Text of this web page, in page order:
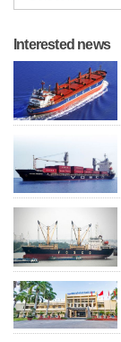
Interested news